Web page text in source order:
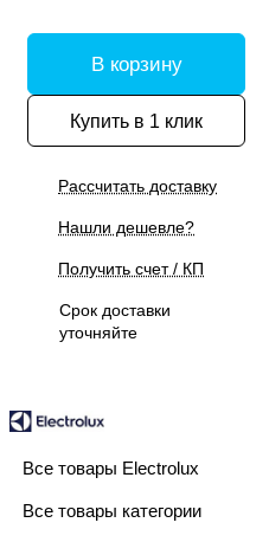
В корзину
Купить в 1 клик
Рассчитать доставку
Нашли дешевле?
Получить счет / КП
Срок доставки
уточняйте
Все товары Electrolux
Все товары категории